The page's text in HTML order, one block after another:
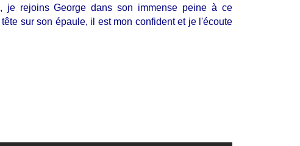
je rejoins George dans son immense peine à ce
sur son épaule, il est mon confident et je l'écoute